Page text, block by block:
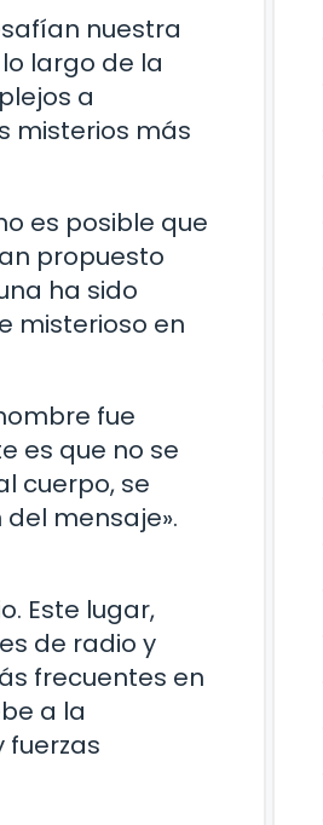
nuestra
largo de la
a
misterios más
es posible que
propuesto
ha sido
misterioso en
fue
es que no se
cuerpo, se
mensaje».
Este lugar,
de radio y
frecuentes en
a la
fuerzas